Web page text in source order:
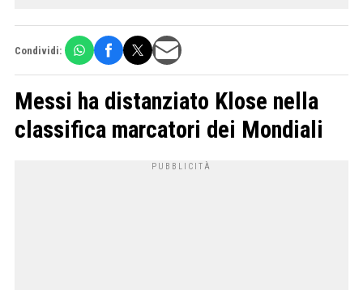
Condividi:
Messi ha distanziato Klose nella
classifica marcatori dei Mondiali